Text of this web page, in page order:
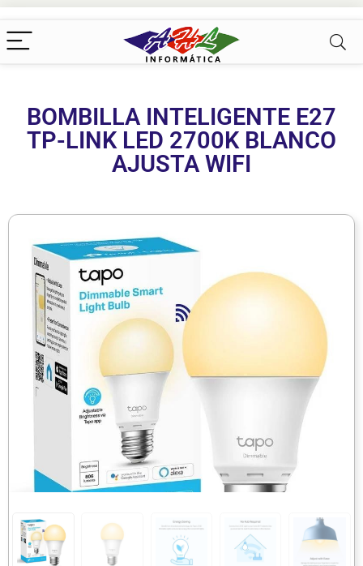
BOMBILLA INTELIGENTE E27
TP-LINK LED 2700K BLANCO
AJUSTA WIFI